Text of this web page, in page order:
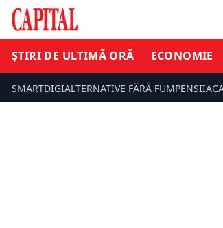
ȘTIRI DE ULTIMĂ ORĂ ECONOMIE
SMARTDIGIALTERNATIVE FĂRĂ FUMPENSII